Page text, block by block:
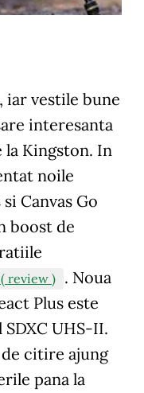
iar vestile bune
interesanta
Kingston. In
noile
Canvas Go
boost de
( review ) . Noua
Plus este
UHS-II.
de citire ajung
pana la